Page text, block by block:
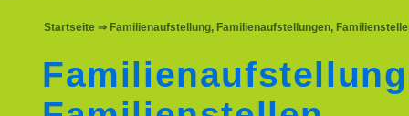
Startseite ⇒ Familienaufstellung, Familienaufstellungen,